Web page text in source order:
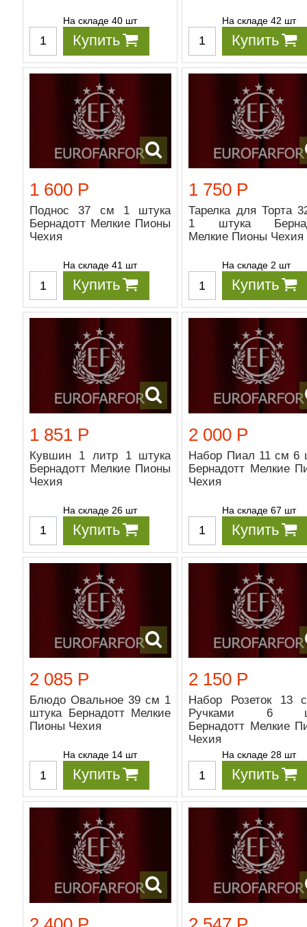
На складе 40 шт
Купить
На складе 42 шт
Купить
1 600 Р
Поднос 37 см 1 штука
Бернадотт Мелкие Пионы
Чехия
На складе 41 шт
Купить
1 750 Р
Тарелка для Торта
1 штука
Мелкие Пионы Чехия
На складе 2 шт
Купить
1 851 Р
Кувшин 1 литр 1 штука
Бернадотт Мелкие Пионы
Чехия
На складе 26 шт
Купить
2 000 Р
Набор Пиал 11 см 6
Бернадотт Мелкие
Чехия
На складе 67 шт
Купить
2 085 Р
Блюдо Овальное 39 см 1
штука Бернадотт Мелкие
Пионы Чехия
На складе 14 шт
Купить
2 150 Р
Набор Розеток 13
Ручками 6
Бернадотт Мелкие
Чехия
На складе 28 шт
Купить